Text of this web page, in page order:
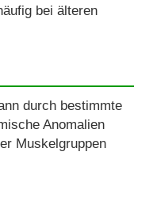
bei älteren
durch bestimmte
Anomalien
Muskelgruppen